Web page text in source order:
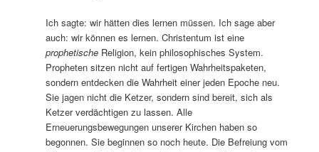
Ich sagte: wir hätten dies lernen müssen. Ich sage aber
auch: wir können es lernen. Christentum ist eine
prophetische Religion, kein philosophisches System.
Propheten sitzen nicht auf fertigen Wahrheitspaketen,
sondern entdecken die Wahrheit einer jeden Epoche neu.
Sie jagen nicht die Ketzer, sondern sind bereit, sich als
Ketzer verdächtigen zu lassen. Alle
Erneuerungsbewegungen unserer Kirchen haben so
begonnen. Sie beginnen so noch heute. Die Befreiung vom